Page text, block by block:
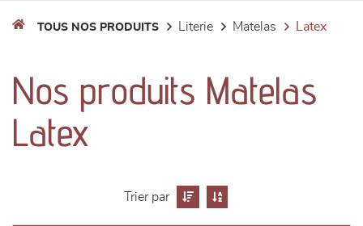
séjours
meubles de complément
chambres et dressing
TOUS NOS PRODUITS literie matelas latex
Nos produits Matelas
Latex
Trier par